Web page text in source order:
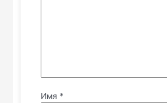
Имя *